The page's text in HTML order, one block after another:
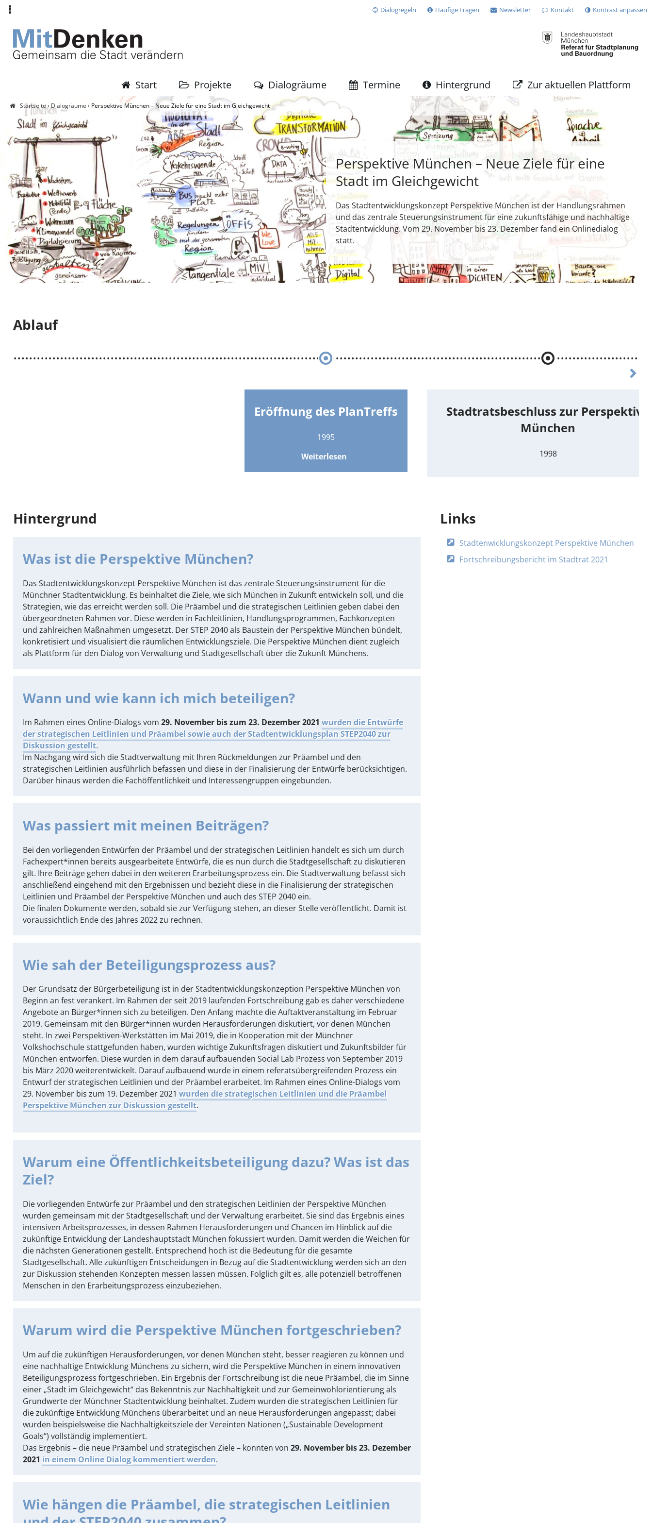
Archiv:
München
Mitdenken
Header
Menü
Dialogregeln Häufige Fragen Newsletter Kontakt Kontrast anpassen
Start Projekte Dialogräume Termine Hintergrund Zur aktuellen Plattform
Sie
sind
hier
Startseite›Dialogräume › Perspektive München – Neue Ziele für eine Stadt im Gleichgewicht
Perspektive München – Neue Ziele für eine
Stadt im Gleichgewicht
Das Stadtentwicklungskonzept Perspektive München ist der Handlungsrahmen
und das zentrale Steuerungsinstrument für eine zukunftsfähige und nachhaltige
Stadtentwicklung. Vom 29. November bis 23. Dezember fand ein Onlinedialog
statt.
Ablauf
Eröffnung des PlanTreffs
1995
Weiterlesen
Stadtratsbeschluss zur Perspektive
München
1998
Hintergrund
Was ist die Perspektive München?
Das Stadtentwicklungskonzept Perspektive München ist das zentrale Steuerungsinstrument für die
Münchner Stadtentwicklung. Es beinhaltet die Ziele, wie sich München in Zukunft entwickeln soll, und die
Strategien, wie das erreicht werden soll. Die Präambel und die strategischen Leitlinien geben dabei den
übergeordneten Rahmen vor. Diese werden in Fachleitlinien, Handlungsprogrammen, Fachkonzepten
und zahlreichen Maßnahmen umgesetzt. Der STEP 2040 als Baustein der Perspektive München bündelt,
konkretisiert und visualisiert die räumlichen Entwicklungsziele. Die Perspektive München dient zugleich
als Plattform für den Dialog von Verwaltung und Stadtgesellschaft über die Zukunft Münchens.
Wann und wie kann ich mich beteiligen?
Im Rahmen eines Online-Dialogs vom 29. November bis zum 23. Dezember 2021 wurden die Entwürfe
der strategischen Leitlinien und Präambel sowie auch der Stadtentwicklungsplan STEP2040 zur
Diskussion gestellt.
Im Nachgang wird sich die Stadtverwaltung mit Ihren Rückmeldungen zur Präambel und den
strategischen Leitlinien ausführlich befassen und diese in der Finalisierung der Entwürfe berücksichtigen.
Darüber hinaus werden die Fachöffentlichkeit und Interessengruppen eingebunden.
Was passiert mit meinen Beiträgen?
Bei den vorliegenden Entwürfen der Präambel und der strategischen Leitlinien handelt es sich um durch
Fachexpert*innen bereits ausgearbeitete Entwürfe, die es nun durch die Stadtgesellschaft zu diskutieren
gilt. Ihre Beiträge gehen dabei in den weiteren Erarbeitungsprozess ein. Die Stadtverwaltung befasst sich
anschließend eingehend mit den Ergebnissen und bezieht diese in die Finalisierung der strategischen
Leitlinien und Präambel der Perspektive München und auch des STEP 2040 ein.
Die finalen Dokumente werden, sobald sie zur Verfügung stehen, an dieser Stelle veröffentlicht. Damit ist
voraussichtlich Ende des Jahres 2022 zu rechnen.
Wie sah der Beteiligungsprozess aus?
Der Grundsatz der Bürgerbeteiligung ist in der Stadtentwicklungskonzeption Perspektive München von
Beginn an fest verankert. Im Rahmen der seit 2019 laufenden Fortschreibung gab es daher verschiedene
Angebote an Bürger*innen sich zu beteiligen. Den Anfang machte die Auftaktveranstaltung im Februar
2019. Gemeinsam mit den Bürger*innen wurden Herausforderungen diskutiert, vor denen München
steht. In zwei Perspektiven-Werkstätten im Mai 2019, die in Kooperation mit der Münchner
Volkshochschule stattgefunden haben, wurden wichtige Zukunftsfragen diskutiert und Zukunftsbilder für
München entworfen. Diese wurden in dem darauf aufbauenden Social Lab Prozess von September 2019
bis März 2020 weiterentwickelt. Darauf aufbauend wurde in einem referatsübergreifenden Prozess ein
Entwurf der strategischen Leitlinien und der Präambel erarbeitet. Im Rahmen eines Online-Dialogs vom
29. November bis zum 19. Dezember 2021 wurden die strategischen Leitlinien und die Präambel
Perspektive München zur Diskussion gestellt.
Warum eine Öffentlichkeitsbeteiligung dazu? Was ist das
Ziel?
Die vorliegenden Entwürfe zur Präambel und den strategischen Leitlinien der Perspektive München
wurden gemeinsam mit der Stadtgesellschaft und der Verwaltung erarbeitet. Sie sind das Ergebnis eines
intensiven Arbeitsprozesses, in dessen Rahmen Herausforderungen und Chancen im Hinblick auf die
zukünftige Entwicklung der Landeshauptstadt München fokussiert wurden. Damit werden die Weichen für
die nächsten Generationen gestellt. Entsprechend hoch ist die Bedeutung für die gesamte
Stadtgesellschaft. Alle zukünftigen Entscheidungen in Bezug auf die Stadtentwicklung werden sich an den
zur Diskussion stehenden Konzepten messen lassen müssen. Folglich gilt es, alle potenziell betroffenen
Menschen in den Erarbeitungsprozess einzubeziehen.
Warum wird die Perspektive München fortgeschrieben?
Um auf die zukünftigen Herausforderungen, vor denen München steht, besser reagieren zu können und
eine nachhaltige Entwicklung Münchens zu sichern, wird die Perspektive München in einem innovativen
Beteiligungsprozess fortgeschrieben. Ein Ergebnis der Fortschreibung ist die neue Präambel, die im Sinne
einer „Stadt im Gleichgewicht“ das Bekenntnis zur Nachhaltigkeit und zur Gemeinwohlorientierung als
Grundwerte der Münchner Stadtentwicklung beinhaltet. Zudem wurden die strategischen Leitlinien für
die zukünftige Entwicklung Münchens überarbeitet und an neue Herausforderungen angepasst; dabei
wurden beispielsweise die Nachhaltigkeitsziele der Vereinten Nationen („Sustainable Development
Goals“) vollständig implementiert.
Das Ergebnis – die neue Präambel und strategischen Ziele – konnten von 29. November bis 23. Dezember
2021 in einem Online Dialog kommentiert werden.
Wie hängen die Präambel, die strategischen Leitlinien
Links
Stadtenwicklungskonzept Perspektive München
Fortschreibungsbericht im Stadtrat 2021